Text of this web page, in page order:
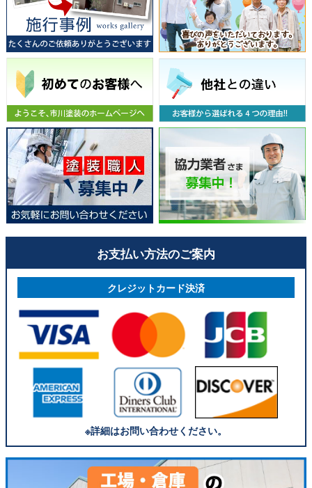
お支払い方法のご案内
クレジットカード決済
※詳細はお問い合わせください。